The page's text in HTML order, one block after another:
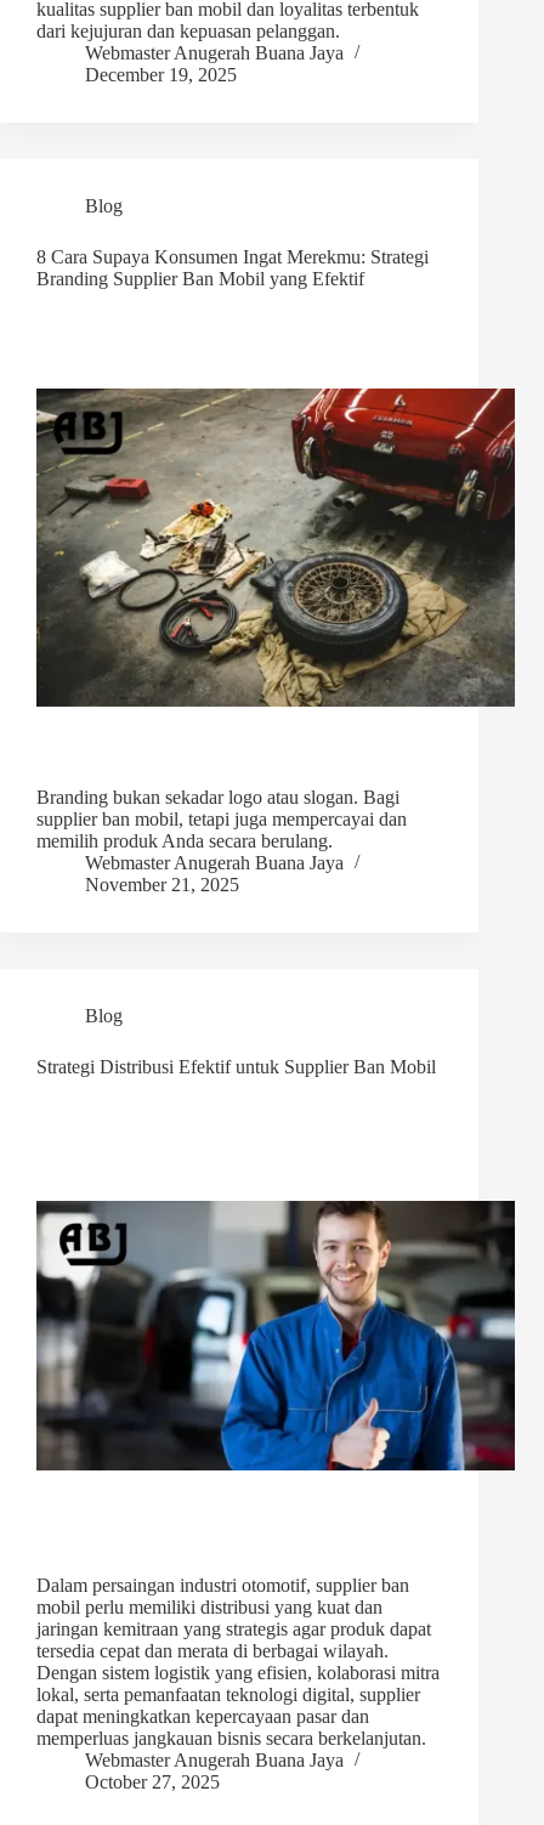
kualitas supplier ban mobil dan loyalitas terbentuk
dari kejujuran dan kepuasan pelanggan.
Webmaster Anugerah Buana Jaya
December 19, 2025
Blog
8 Cara Supaya Konsumen Ingat Merekmu: Strategi
Branding Supplier Ban Mobil yang Efektif
Branding bukan sekadar logo atau slogan. Bagi
supplier ban mobil, tetapi juga mempercayai dan
memilih produk Anda secara berulang.
Webmaster Anugerah Buana Jaya
November 21, 2025
Blog
Strategi Distribusi Efektif untuk Supplier Ban Mobil
Dalam persaingan industri otomotif, supplier ban
mobil perlu memiliki distribusi yang kuat dan
jaringan kemitraan yang strategis agar produk dapat
tersedia cepat dan merata di berbagai wilayah.
Dengan sistem logistik yang efisien, kolaborasi mitra
lokal, serta pemanfaatan teknologi digital, supplier
dapat meningkatkan kepercayaan pasar dan
memperluas jangkauan bisnis secara berkelanjutan.
Webmaster Anugerah Buana Jaya
October 27, 2025